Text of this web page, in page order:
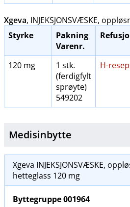
Xgeva, INJEKSJONSVÆSKE,
Styrke
Pakning
Varenr.
120 mg
1 stk.
(ferdigfylt
sprøyte)
549202
H-
Medisinbytte
Xgeva INJEKSJONSVÆSKE,
hetteglass 120 mg
Byttegruppe001964